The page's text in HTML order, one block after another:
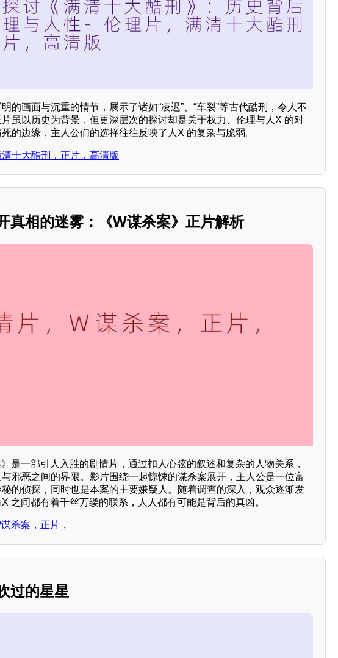
的画面与沉重的情节，展示了诸如“凌迟”、“车裂”等古代酷刑，令人不
虽以历史为背景，但更深层次的探讨却是关于权力、伦理与人X 的对
的边缘，主人公们的选择往往反映了人X 的复杂与脆弱。
十大酷刑，正片，高清版
真相的迷雾：《W谋杀案》正片解析
》是一部引人入胜的剧情片，通过扣人心弦的叙述和复杂的人物关系，
邪恶之间的界限。影片围绕一起惊悚的谋杀案展开，主人公是一位富
的侦探，同时也是本案的主要嫌疑人。随着调查的深入，观众逐渐发
之间都有着千丝万缕的联系，人人都有可能是背后的真凶。
杀案，正片，
过的星星